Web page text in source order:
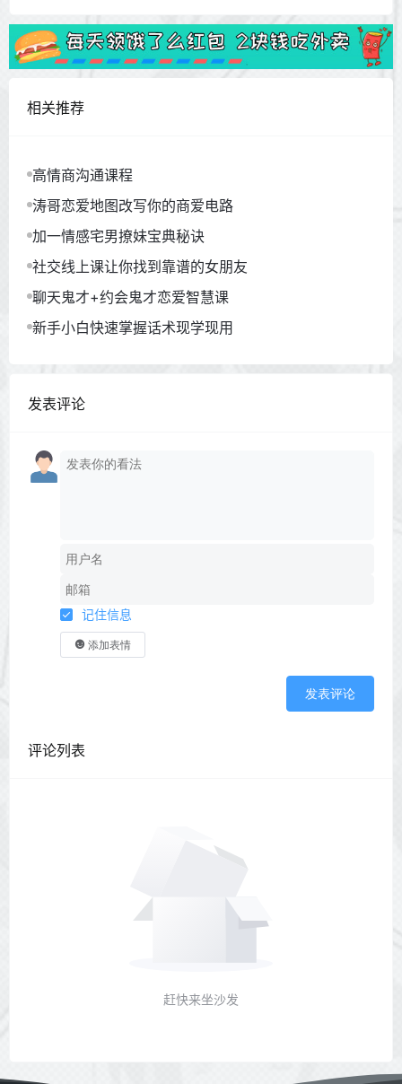
相关推荐
高情商沟通课程
涛哥恋爱地图改写你的商爱电路
加一情感宅男撩妹宝典秘诀
社交线上课让你找到靠谱的女朋友
聊天鬼才+约会鬼才恋爱智慧课
新手小白快速掌握话术现学现用
发表评论
记住信息
添加表情
发表评论
评论列表
赶快来坐沙发